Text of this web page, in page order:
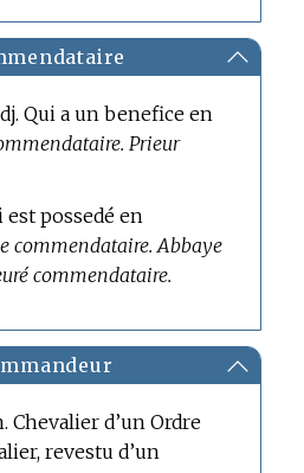
Qui a un benefice en
Prieur
possedé en
commendataire. Abbaye
commendataire.
Chevalier d’un Ordre
revestu d’un